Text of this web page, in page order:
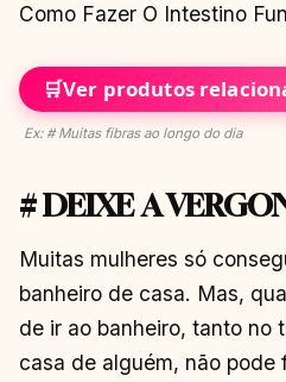
Como Fazer O Intestino
🛒Ver produtos
Ex: # Muitas fibras ao longo do dia
# DEIXE A
Muitas mulheres só
banheiro de casa. Mas,
de ir ao banheiro, tanto no
casa de alguém, não pode